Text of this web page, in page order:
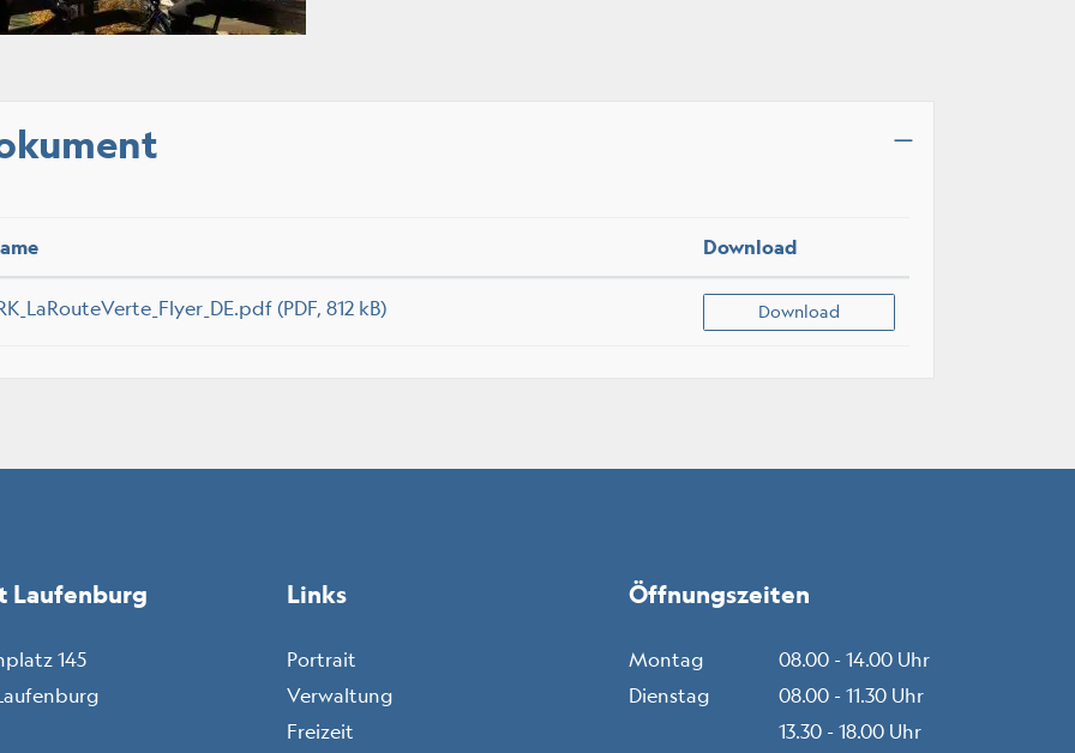
Download
(PDF, 812 kB) Download
Laufenburg
145
Links
Portrait
Verwaltung
Freizeit
Öffnungszeiten
Montag
08.00 - 14.00 Uhr
Dienstag
08.00 - 11.30 Uhr
13.30 - 18.00 Uhr